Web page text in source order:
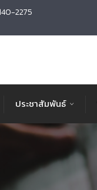
2275
ประชาสัมพันธ์